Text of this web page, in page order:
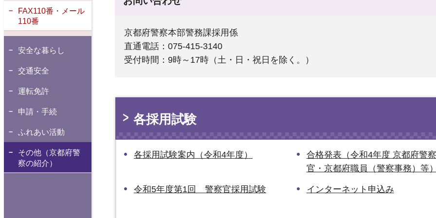
FAX110番・メール
110番
安全な暮らし
交通安全
運転免許
申請・手続
ふれあい活動
その他（京都府警
察の紹介）
京都府警察本部警務課採用係
直通電話：075-415-3140
受付時間：9時～17時（土・日・祝日を除く。）
各採用試験
各採用試験案内（令和4年度）
合格発表（令和4年度 京都府警察
官・京都府職員（警察事務）等
令和5年度第1回 警察官採用試験 インターネット申込み